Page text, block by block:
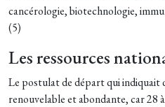
cancérologie, biotechnologie,
(5)
Les ressources
Le postulat de départ qui indiquait
renouvelable et abondante, car 28